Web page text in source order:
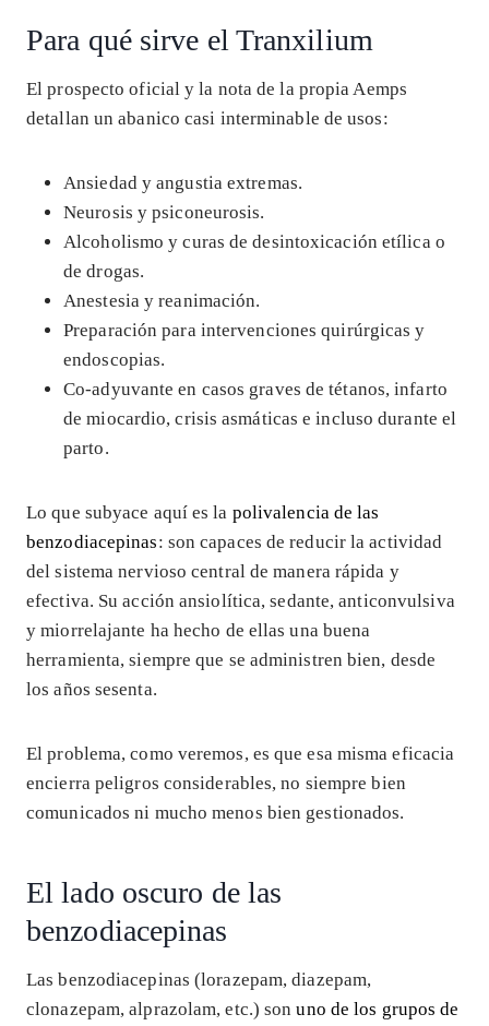
Para qué sirve el Tranxilium
El prospecto oficial y la nota de la propia Aemps
detallan un abanico casi interminable de usos:
Ansiedad y angustia extremas.
Neurosis y psiconeurosis.
Alcoholismo y curas de desintoxicación etílica o
de drogas.
Anestesia y reanimación.
Preparación para intervenciones quirúrgicas y
endoscopias.
Co-adyuvante en casos graves de tétanos, infarto
de miocardio, crisis asmáticas e incluso durante el
parto.
Lo que subyace aquí es la polivalencia de las
benzodiacepinas: son capaces de reducir la actividad
del sistema nervioso central de manera rápida y
efectiva. Su acción ansiolítica, sedante, anticonvulsiva
y miorrelajante ha hecho de ellas una buena
herramienta, siempre que se administren bien, desde
los años sesenta.
El problema, como veremos, es que esa misma eficacia
encierra peligros considerables, no siempre bien
comunicados ni mucho menos bien gestionados.
El lado oscuro de las
benzodiacepinas
Las benzodiacepinas (lorazepam, diazepam,
clonazepam, alprazolam, etc.) sonuno de los grupos de